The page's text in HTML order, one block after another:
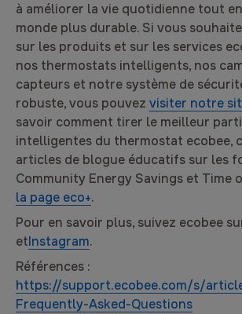
à améliorer la vie quotidienne tout
monde plus durable. Si vous
sur les produits et sur les services
nos thermostats intelligents, nos
capteurs et notre système de
robuste, vous pouvez visiter notre
savoir comment tirer le meilleur
intelligentes du thermostat ecobee,
articles de blogue éducatifs sur les
Community Energy Savings et Time
la page eco+.
Pour en savoir plus, suivez ecobee
etInstagram.
Références :
https://support.ecobee.com/s/
Frequently-Asked-Questions